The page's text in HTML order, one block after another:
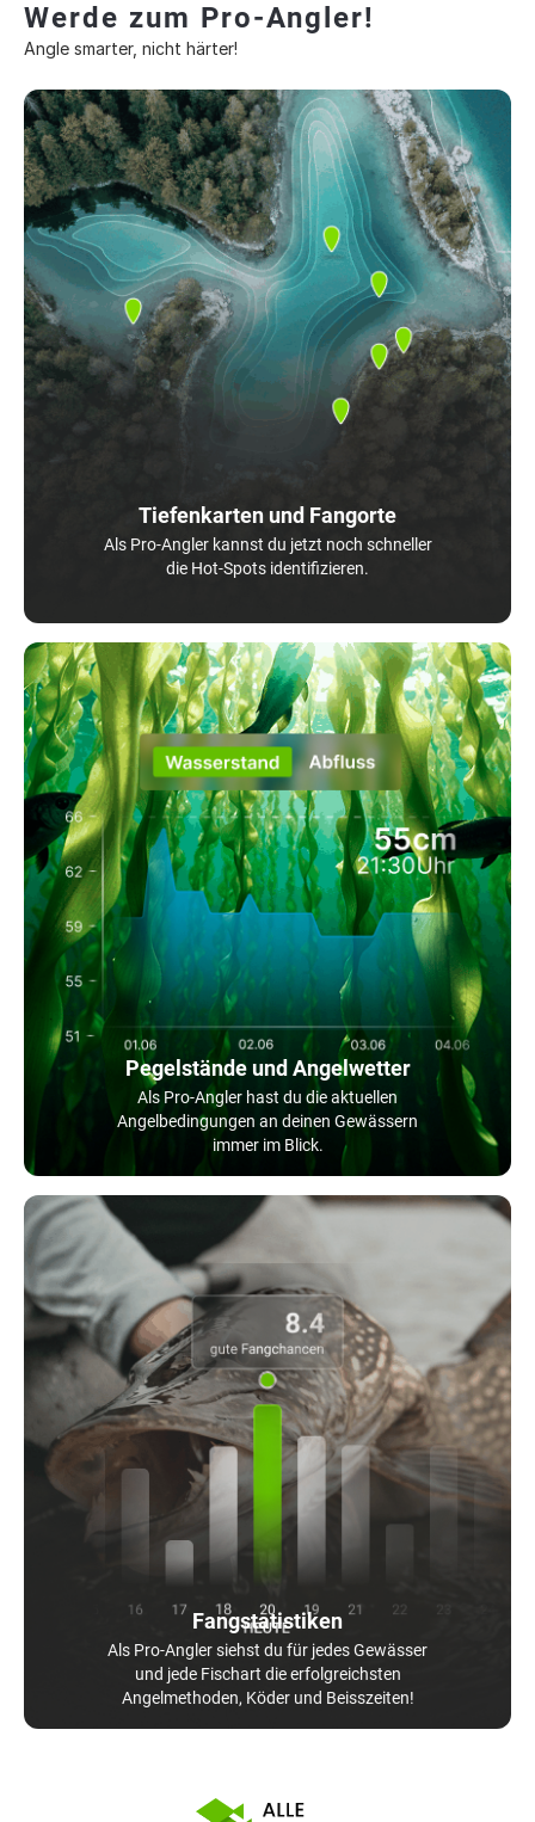
Werde zum Pro-Angler!
Angle smarter, nicht härter!
Tiefenkarten und Fangorte
Als Pro-Angler kannst du jetzt noch schneller
die Hot-Spots identifizieren.
Pegelstände und Angelwetter
Als Pro-Angler hast du die aktuellen
Angelbedingungen an deinen Gewässern
immer im Blick.
Fangstatistiken
Als Pro-Angler siehst du für jedes Gewässer
und jede Fischart die erfolgreichsten
Angelmethoden, Köder und Beisszeiten!